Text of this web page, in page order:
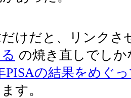
けだと、リンクさ
の焼き直しでし
PISAの結果をめぐ
す。